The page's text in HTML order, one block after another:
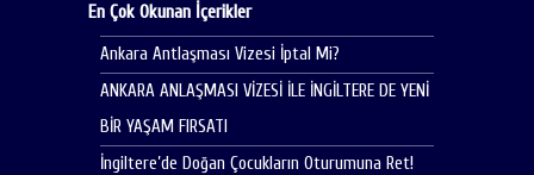
En Çok Okunan İçerikler
Ankara Antlaşması Vizesi İptal Mi?
ANKARA ANLAŞMASI VİZESİ İLE İNGİLTERE DE YENİ
BİR YAŞAM FIRSATI
İngiltere’de Doğan Çocukların Oturumuna Ret!